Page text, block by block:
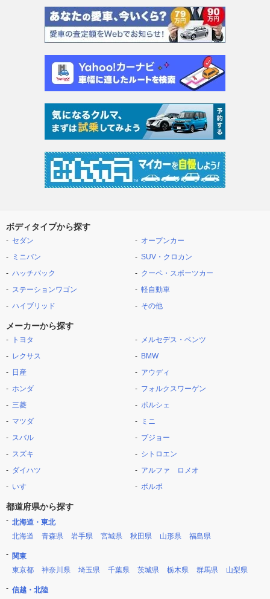
ボディタイプから探す
セダン
ミニバン
ハッチバック
ステーションワゴン
ハイブリッド
オープンカー
SUV・クロカン
クーペ・スポーツカー
軽自動車
その他
メーカーから探す
トヨタ
レクサス
日産
ホンダ
三菱
マツダ
スバル
スズキ
ダイハツ
いすゞ
メルセデス・ベンツ
BMW
アウディ
フォルクスワーゲン
ポルシェ
ミニ
プジョー
シトロエン
アルファ ロメオ
ボルボ
都道府県から探す
北海道・東北
北海道
青森県 岩手県 宮城県 秋田県 山形県 福島県
関東
東京都
神奈川県 埼玉県 千葉県 茨城県 栃木県 群馬県 山梨県
信越・北陸